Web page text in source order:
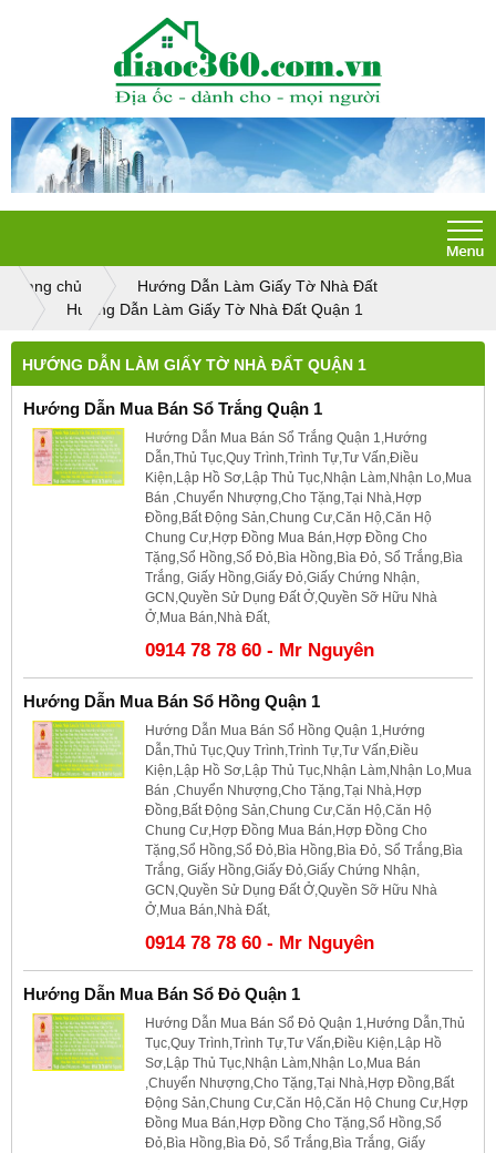
Trang chủ
Hướng Dẫn Làm Giấy Tờ Nhà Đất
Hướng Dẫn Làm Giấy Tờ Nhà Đất Quận 1
HƯỚNG DẪN LÀM GIẤY TỜ NHÀ ĐẤT QUẬN 1
Hướng Dẫn Mua Bán Sổ Trắng Quận 1
Hướng Dẫn Mua Bán Sổ Trắng Quận 1,Hướng
Dẫn,Thủ Tục,Quy Trình,Trình Tự,Tư Vấn,Điều
Kiện,Lập Hồ Sơ,Lập Thủ Tục,Nhận Làm,Nhận Lo,Mua
Bán ,Chuyển Nhượng,Cho Tặng,Tại Nhà,Hợp
Đồng,Bất Động Sản,Chung Cư,Căn Hộ,Căn Hộ
Chung Cư,Hợp Đồng Mua Bán,Hợp Đồng Cho
Tặng,Sổ Hồng,Sổ Đỏ,Bìa Hồng,Bìa Đỏ, Sổ Trắng,Bìa
Trắng, Giấy Hồng,Giấy Đỏ,Giấy Chứng Nhận,
GCN,Quyền Sử Dụng Đất Ở,Quyền Sỡ Hữu Nhà
Ở,Mua Bán,Nhà Đất,
0914 78 78 60 - Mr Nguyên
Hướng Dẫn Mua Bán Sổ Hồng Quận 1
Hướng Dẫn Mua Bán Sổ Hồng Quận 1,Hướng
Dẫn,Thủ Tục,Quy Trình,Trình Tự,Tư Vấn,Điều
Kiện,Lập Hồ Sơ,Lập Thủ Tục,Nhận Làm,Nhận Lo,Mua
Bán ,Chuyển Nhượng,Cho Tặng,Tại Nhà,Hợp
Đồng,Bất Động Sản,Chung Cư,Căn Hộ,Căn Hộ
Chung Cư,Hợp Đồng Mua Bán,Hợp Đồng Cho
Tặng,Sổ Hồng,Sổ Đỏ,Bìa Hồng,Bìa Đỏ, Sổ Trắng,Bìa
Trắng, Giấy Hồng,Giấy Đỏ,Giấy Chứng Nhận,
GCN,Quyền Sử Dụng Đất Ở,Quyền Sỡ Hữu Nhà
Ở,Mua Bán,Nhà Đất,
0914 78 78 60 - Mr Nguyên
Hướng Dẫn Mua Bán Sổ Đỏ Quận 1
Hướng Dẫn Mua Bán Sổ Đỏ Quận 1,Hướng Dẫn,Thủ
Tục,Quy Trình,Trình Tự,Tư Vấn,Điều Kiện,Lập Hồ
Sơ,Lập Thủ Tục,Nhận Làm,Nhận Lo,Mua Bán
,Chuyển Nhượng,Cho Tặng,Tại Nhà,Hợp Đồng,Bất
Động Sản,Chung Cư,Căn Hộ,Căn Hộ Chung Cư,Hợp
Đồng Mua Bán,Hợp Đồng Cho Tặng,Sổ Hồng,Sổ
Đỏ,Bìa Hồng,Bìa Đỏ, Sổ Trắng,Bìa Trắng, Giấy